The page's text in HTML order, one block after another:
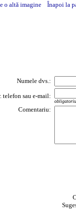
o altă imagine Înapoi la
Numele dvs.:
telefon sau e-mail:
Comentariu: